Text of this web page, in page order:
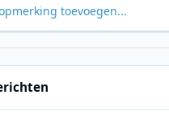
toevoegen...